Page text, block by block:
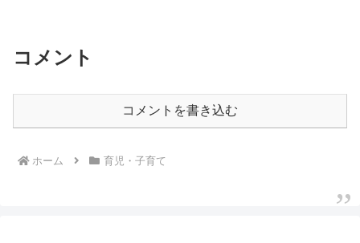
コメント
コメントを書き込む
ホーム 育児・子育て